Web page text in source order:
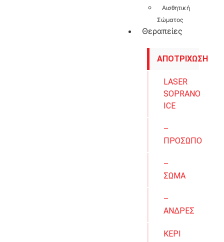
Αισθητική
Σώματος
Θεραπείες
ΑΠΟΤΡΙΧΩΣΗ
LASER
SOPRANO
ICE
–
ΠΡΟΣΩΠΟ
–
ΣΩΜΑ
–
ΑΝΔΡΕΣ
ΚΕΡΙ